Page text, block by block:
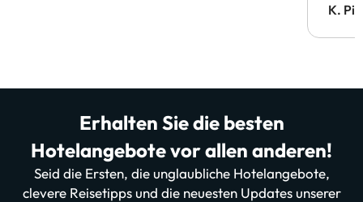
K.
Erhalten Sie die besten
Hotelangebote vor allen anderen!
Seid die Ersten, die unglaubliche Hotelangebote,
clevere Reisetipps und die neuesten Updates unserer